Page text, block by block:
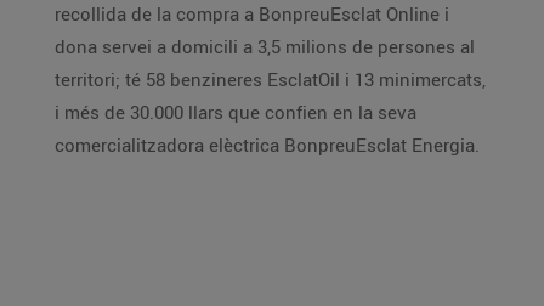
recollida de la compra a BonpreuEsclat Online i
dona servei a domicili a 3,5 milions de persones al
territori; té 58 benzineres EsclatOil i 13 minimercats,
i més de 30.000 llars que confien en la seva
comercialitzadora elèctrica BonpreuEsclat Energia.